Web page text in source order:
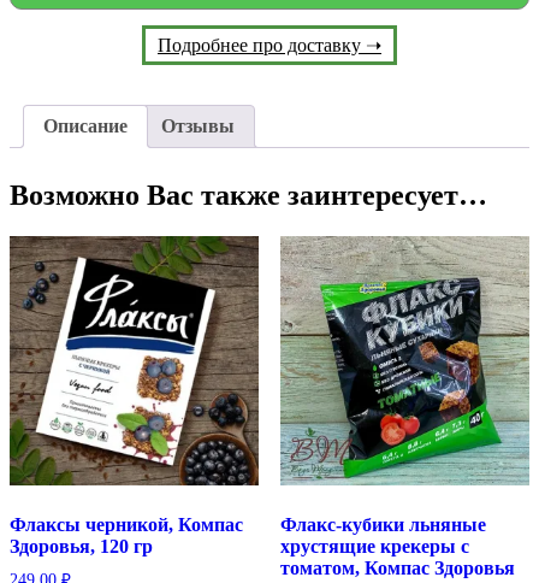
Подробнее про доставку ➝
Описание Отзывы
Возможно Вас также заинтересует…
Флаксы черникой, Компас
Здоровья, 120 гр
Флакс-кубики льняные
хрустящие крекеры с
томатом, Компас Здоровья